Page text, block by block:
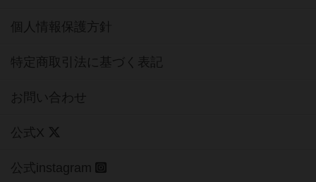
個人情報保護方針
特定商取引法に基づく表記
お問い合わせ
公式X
公式instagram